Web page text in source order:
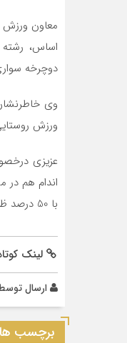
معاون ورزش
اساس، رشته
دوچرخه
وی
ورزش
عزیزی
اندام هم در
با 50 درصد ظرفیت و با رعایت کامل پروتکل های بهداشتی باشد.
لینک
ارسال
برچسب ها